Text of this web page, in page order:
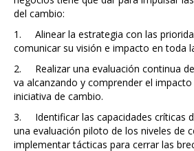
del cambio:
1. Alinear la estrategia con las
comunicar su visión e impacto en toda
2. Realizar una evaluación continua
va alcanzando y comprender el
iniciativa de cambio.
3. Identificar las capacidades críticas
una evaluación piloto de los niveles de
implementar tácticas para cerrar las